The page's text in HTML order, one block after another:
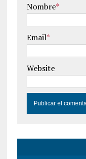
Nombre*
Email*
Website